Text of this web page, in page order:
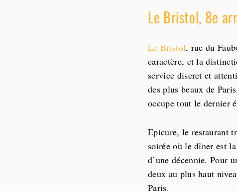
Le Bristol, 8e
Le Bristol, rue du
caractère, et la
service discret et
des plus beaux de
occupe tout le dernier
Epicure, le restaurant
soirée où le dîner est
d’une décennie. Pour
deux au plus haut
Paris.